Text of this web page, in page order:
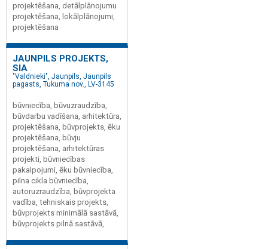
projektēšana, detālplānojumu
projektēšana, lokālplānojumi,
projektēšana
JAUNPILS PROJEKTS,
SIA
"Valdnieki", Jaunpils, Jaunpils
pagasts, Tukuma nov., LV-3145
būvniecība, būvuzraudzība,
būvdarbu vadīšana, arhitektūra,
projektēšana, būvprojekts, ēku
projektēšana, būvju
projektēšana, arhitektūras
projekti, būvniecības
pakalpojumi, ēku būvniecība,
pilna cikla būvniecība,
autoruzraudzība, būvprojekta
vadība, tehniskais projekts,
būvprojekts minimālā sastāvā,
būvprojekts pilnā sastāvā,